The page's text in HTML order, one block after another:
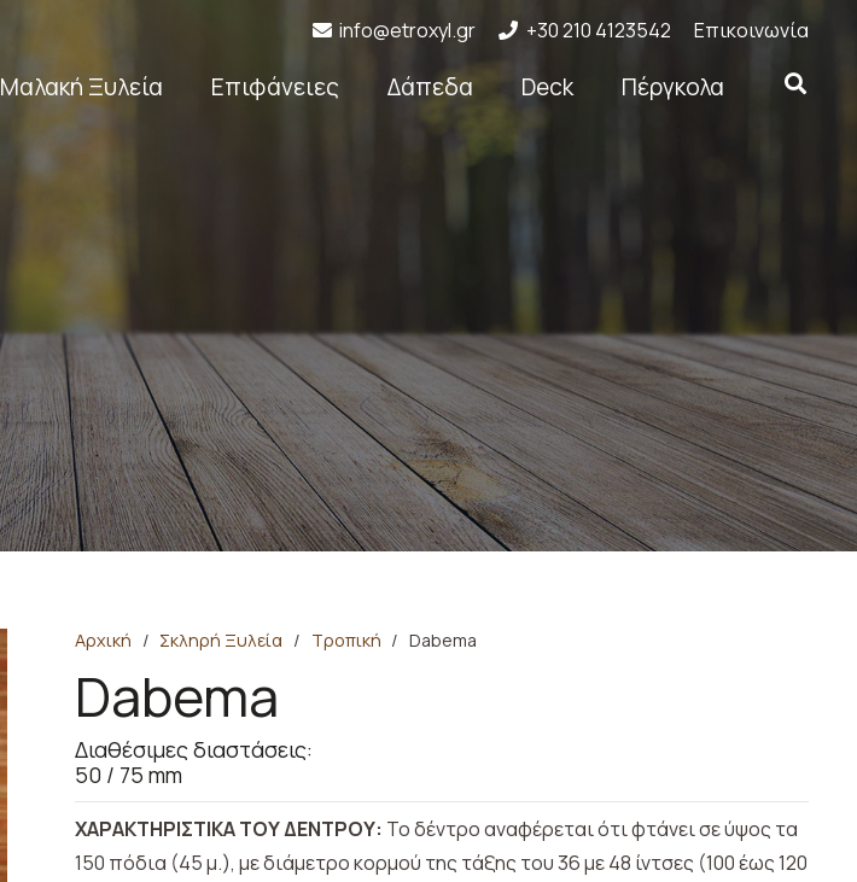
info@etroxyl.gr +30 210 4123542 Επικοινωνία
Μαλακή Ξυλεία Επιφάνειες Δάπεδα Deck Πέργκολα
Αρχική / Σκληρή Ξυλεία / Τροπική / Dabema
Dabema
Διαθέσιμες διαστάσεις:
50 / 75 mm
ΧΑΡΑΚΤΗΡΙΣΤΙΚΑ ΤΟΥ ΔΕΝΤΡΟΥ: Το δέντρο αναφέρεται ότι φτάνει σε ύψος τα
150 πόδια (45 μ.), με διάμετρο κορμού της τάξης του 36 με 48 ίντσες (100 έως 120